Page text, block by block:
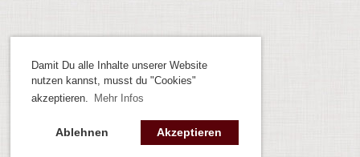
Damit Du alle Inhalte unserer Website
nutzen kannst, musst du "Cookies"
akzeptieren.
Mehr Infos
Ablehnen Akzeptieren